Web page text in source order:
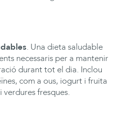
. Una dieta saludable
necessaris per a mantenir
durant tot el dia. Inclou
com a ous, iogurt i fruita
verdures fresques.